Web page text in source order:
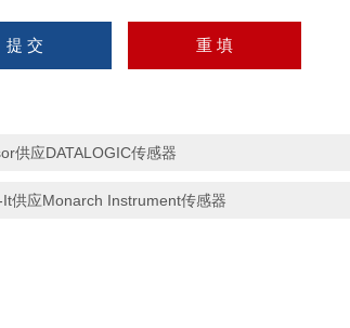
供应DATALOGIC传感器
供应Monarch Instrument传感器